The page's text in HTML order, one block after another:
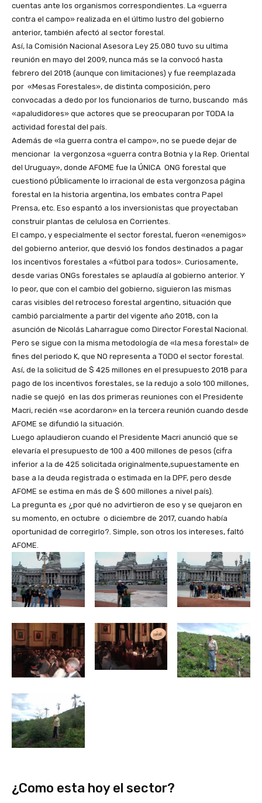
cuentas ante los organismos correspondientes. La «guerra
contra el campo» realizada en el último lustro del gobierno
anterior, también afectó al sector forestal.
Así, la Comisión Nacional Asesora Ley 25.080 tuvo su ultima
reunión en mayo del 2009, nunca más se la convocó hasta
febrero del 2018 (aunque con limitaciones) y fue reemplazada
por «Mesas Forestales», de distinta composición, pero
convocadas a dedo por los funcionarios de turno, buscando más
«apaludidores» que actores que se preocuparan por TODA la
actividad forestal del país.
Además de «la guerra contra el campo», no se puede dejar de
mencionar la vergonzosa «guerra contra Botnia y la Rep. Oriental
del Uruguay», donde AFOME fue la ÚNICA ONG forestal que
cuestionó pÚblicamente lo irracional de esta vergonzosa página
forestal en la historia argentina, los embates contra Papel
Prensa, etc. Eso espantó a los inversionistas que proyectaban
construir plantas de celulosa en Corrientes.
El campo, y especialmente el sector forestal, fueron «enemigos»
del gobierno anterior, que desvió los fondos destinados a pagar
los incentivos forestales a «fútbol para todos». Curiosamente,
desde varias ONGs forestales se aplaudía al gobierno anterior. Y
lo peor, que con el cambio del gobierno, siguieron las mismas
caras visibles del retroceso forestal argentino, situación que
cambió parcialmente a partir del vigente año 2018, con la
asunción de Nicolás Laharrague como Director Forestal Nacional.
Pero se sigue con la misma metodología de «la mesa forestal» de
fines del periodo K, que NO representa a TODO el sector forestal.
Así, de la solicitud de $ 425 millones en el presupuesto 2018 para
pago de los incentivos forestales, se la redujo a solo 100 millones,
nadie se quejó en las dos primeras reuniones con el Presidente
Macri, recién «se acordaron» en la tercera reunión cuando desde
AFOME se difundió la situación.
Luego aplaudieron cuando el Presidente Macri anunció que se
elevaría el presupuesto de 100 a 400 millones de pesos (cifra
inferior a la de 425 solicitada originalmente,supuestamente en
base a la deuda registrada o estimada en la DPF, pero desde
AFOME se estima en más de $ 600 millones a nivel país).
La pregunta es ¿por qué no advirtieron de eso y se quejaron en
su momento, en octubre o diciembre de 2017, cuando había
oportunidad de corregirlo?. Simple, son otros los intereses, faltó
AFOME.
¿Como esta hoy el sector?